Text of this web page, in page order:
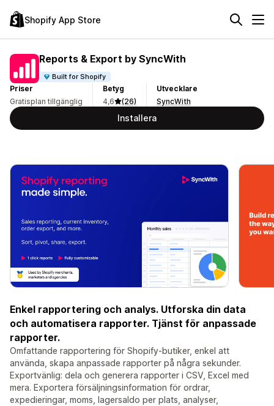
Shopify App Store
Reports & Export by SyncWith
Built for Shopify
Priser
Gratisplan tillgänglig
Betyg
4,6
(26)
Utvecklare
SyncWith
Installera
Enkel rapportering och analys. Utforska din data
och automatisera rapporter. Tjänst för anpassade
rapporter.
Omfattande rapportering för Shopify-butiker, enkel att
använda, skapa anpassade rapporter på några sekunder.
Exportvänlig: dela och generera rapporter i CSV, Excel med
mera. Exportera försäljningsinformation för ordrar,
expedieringar, moms, lagersaldo per plats, analyser,